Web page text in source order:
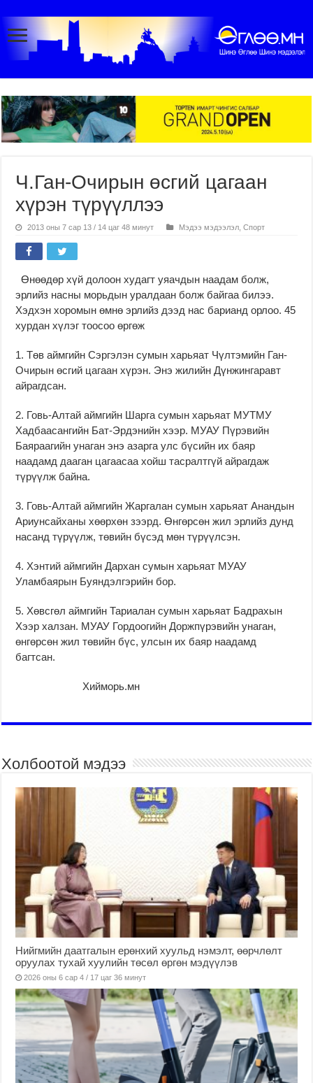
Ч.Ган-Очирын өсгий цагаан
хүрэн түрүүллээ
2013 оны 7 сар 13 / 14 цаг 48 минут Мэдээ мэдээлэл ,Спорт
Өнөөдөр хүй долоон худагт уяачдын наадам болж,
эрлийз насны морьдын уралдаан болж байгаа билээ.
Хэдхэн хоромын өмнө эрлийз дээд нас барианд орлоо. 45
хурдан хүлэг тоосоо өргөж
1. Төв аймгийн Сэргэлэн сумын харьяат Чүлтэмийн Ган-
Очирын өсгий цагаан хүрэн. Энэ жилийн Дүнжингаравт
айрагдсан.
2. Говь-Алтай аймгийн Шарга сумын харьяат МУТМУ
Хадбаасангийн Бат-Эрдэнийн хээр. МУАУ Пүрэвийн
Баяраагийн унаган энэ азарга улс бүсийн их баяр
наадамд дааган цагаасаа хойш тасралтгүй айрагдаж
түрүүлж байна.
3. Говь-Алтай аймгийн Жаргалан сумын харьяат Анандын
Ариунсайханы хөөрхөн зээрд. Өнгөрсөн жил эрлийз дунд
насанд түрүүлж, төвийн бүсэд мөн түрүүлсэн.
4. Хэнтий аймгийн Дархан сумын харьяат МУАУ
Уламбаярын Буяндэлгэрийн бор.
5. Хөвсгөл аймгийн Тариалан сумын харьяат Бадрахын
Хээр халзан. МУАУ Гордоогийн Доржпүрэвийн унаган,
өнгөрсөн жил төвийн бүс, улсын их баяр наадамд
багтсан.
Хийморь.мн
Холбоотой мэдээ
Нийгмийн даатгалын ерөнхий хуульд нэмэлт, өөрчлөлт
оруулах тухай хуулийн төсөл өргөн мэдүүлэв
2026 оны 6 сар 4 / 17 цаг 36 минут